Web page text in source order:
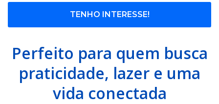
TENHO INTERESSE!
Perfeito para quem busca
praticidade, lazer e uma
vida conectada